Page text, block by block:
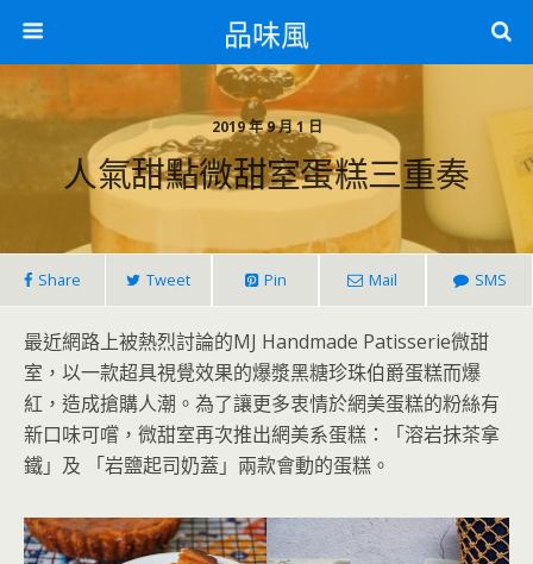
品味風
2019 年 9 月 1 日
人氣甜點微甜室蛋糕三重奏
Share Tweet Pin Mail SMS
最近網路上被熱烈討論的MJ Handmade Patisserie微甜
室，以一款超具視覺效果的爆漿黑糖珍珠伯爵蛋糕而爆
紅，造成搶購人潮。為了讓更多衷情於網美蛋糕的粉絲有
新口味可嚐，微甜室再次推出網美系蛋糕：「溶岩抹茶拿
鐵」及 「岩鹽起司奶蓋」兩款會動的蛋糕。